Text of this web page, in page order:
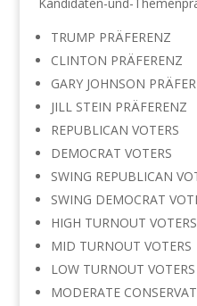
Kandidaten-und-
TRUMP PRÄFERENZ
CLINTON PRÄFERENZ
GARY JOHNSON
JILL STEIN PRÄFERENZ
REPUBLICAN VOTERS
DEMOCRAT VOTERS
SWING REPUBLICAN
SWING DEMOCRAT
HIGH TURNOUT VOTERS
MID TURNOUT VOTERS
LOW TURNOUT VOTERS
MODERATE